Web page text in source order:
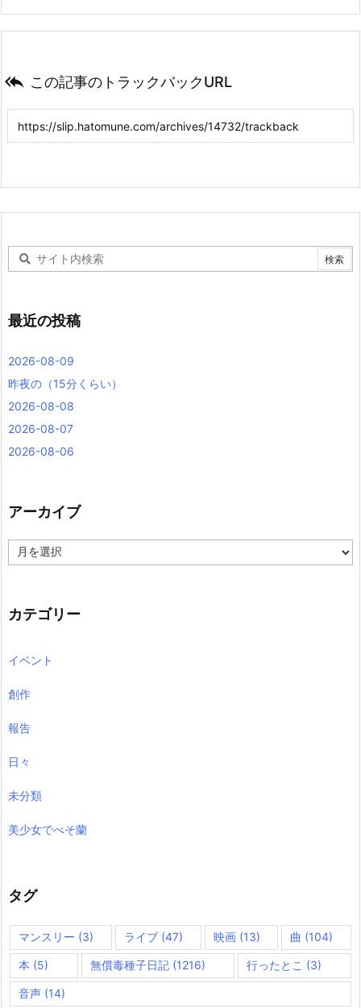
 この記事のトラックバックURL
最近の投稿
2026-08-09
昨夜の（15分くらい）
2026-08-08
2026-08-07
2026-08-06
アーカイブ
ー
ブ
カテゴリー
イベント
創作
報告
日々
未分類
美少女でべそ蘭
タグ
マンスリー (3) ライブ(47) 映画(13) 曲 (104)
本 (5) 無償毒種子日記(1216) 行ったとこ (3)
音声 (14)